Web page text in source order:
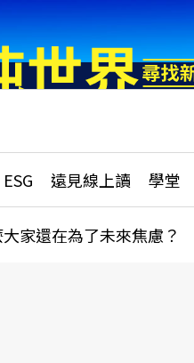
ESG 遠見線上讀 學堂
更多訂閱方案
家還在為了未來焦慮？